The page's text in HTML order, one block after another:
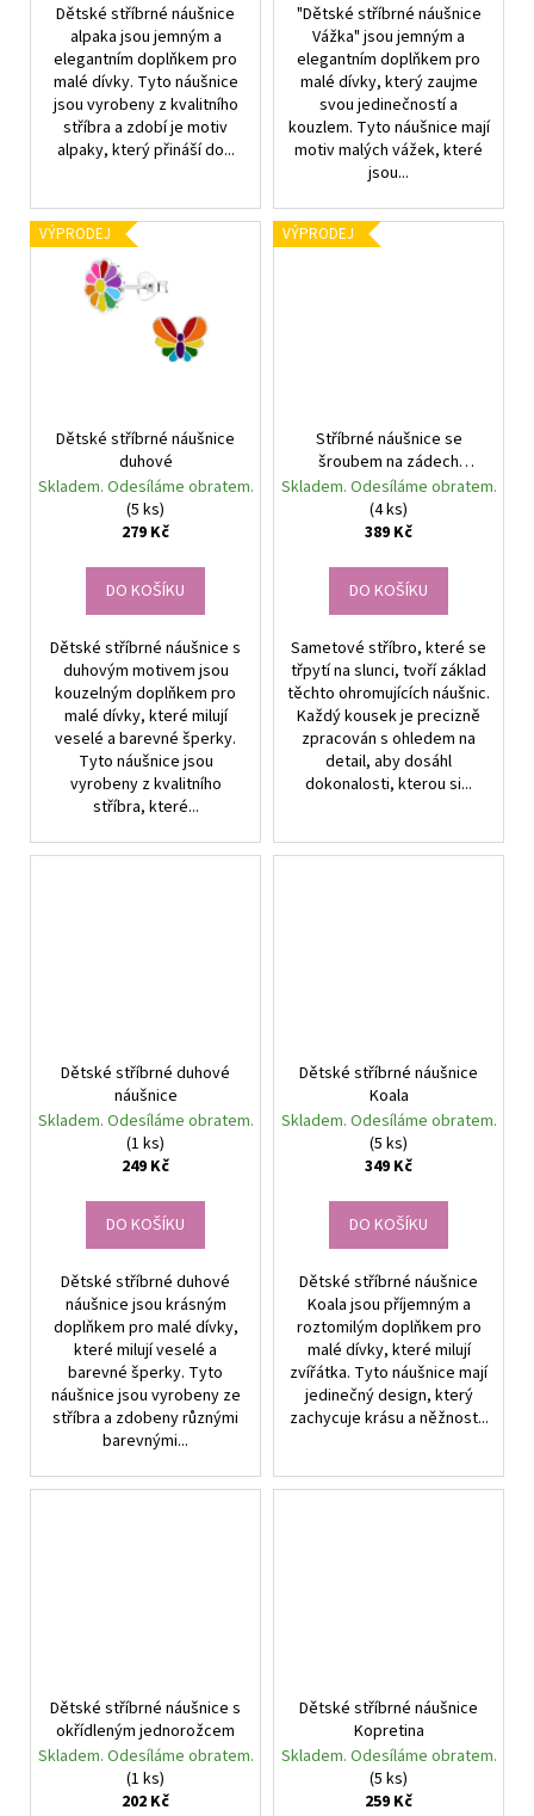
Dětské stříbrné náušnice
alpaka jsou jemným a
elegantním doplňkem pro
malé dívky. Tyto náušnice
jsou vyrobeny z kvalitního
stříbra a zdobí je motiv
alpaky, který přináší do...
"Dětské stříbrné náušnice
Vážka" jsou jemným a
elegantním doplňkem pro
malé dívky, který zaujme
svou jedinečností a
kouzlem. Tyto náušnice mají
motiv malých vážek, které
jsou...
VÝPRODEJ
Dětské stříbrné náušnice
duhové
Skladem. Odesíláme obratem.
(5 ks)
279 Kč
DO KOŠÍKU
Dětské stříbrné náušnice s
duhovým motivem jsou
kouzelným doplňkem pro
malé dívky, které milují
veselé a barevné šperky.
Tyto náušnice jsou
vyrobeny z kvalitního
stříbra, které...
VÝPRODEJ
Stříbrné náušnice se
šroubem na zádech
Jednorožec
Skladem. Odesíláme obratem.
(4 ks)
389 Kč
DO KOŠÍKU
Sametové stříbro, které se
třpytí na slunci, tvoří základ
těchto ohromujících náušnic.
Každý kousek je precizně
zpracován s ohledem na
detail, aby dosáhl
dokonalosti, kterou si...
Dětské stříbrné duhové
náušnice
Skladem. Odesíláme obratem.
(1 ks)
249 Kč
DO KOŠÍKU
Dětské stříbrné duhové
náušnice jsou krásným
doplňkem pro malé dívky,
které milují veselé a
barevné šperky. Tyto
náušnice jsou vyrobeny ze
stříbra a zdobeny různými
barevnými...
Dětské stříbrné náušnice
Koala
Skladem. Odesíláme obratem.
(5 ks)
349 Kč
DO KOŠÍKU
Dětské stříbrné náušnice
Koala jsou příjemným a
roztomilým doplňkem pro
malé dívky, které milují
zvířátka. Tyto náušnice mají
jedinečný design, který
zachycuje krásu a něžnost...
Dětské stříbrné náušnice s
okřídleným jednorožcem
Skladem. Odesíláme obratem.
(1 ks)
202 Kč
Dětské stříbrné náušnice
Kopretina
Skladem. Odesíláme obratem.
(5 ks)
259 Kč